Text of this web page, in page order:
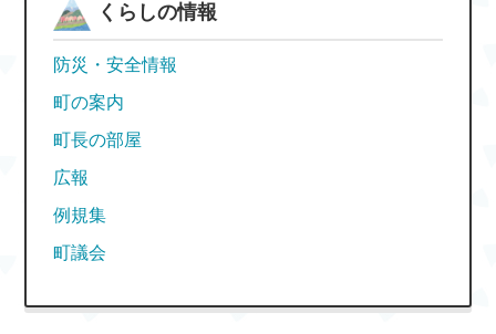
くらしの情報
防災・安全情報
町の案内
町長の部屋
広報
例規集
町議会